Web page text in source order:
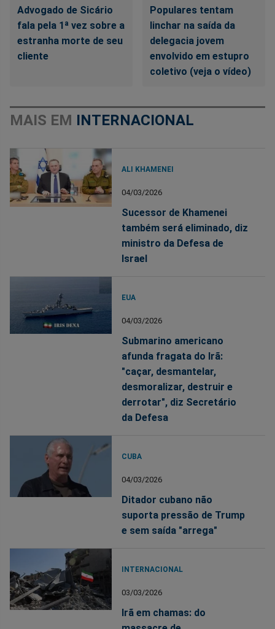
Advogado de Sicário
fala pela 1ª vez sobre a
estranha morte de seu
cliente
Populares tentam
linchar na saída da
delegacia jovem
envolvido em estupro
coletivo (veja o vídeo)
MAIS EM INTERNACIONAL
ALI KHAMENEI
04/03/2026
Sucessor de Khamenei
também será eliminado, diz
ministro da Defesa de
Israel
EUA
04/03/2026
Submarino americano
afunda fragata do Irã:
"caçar, desmantelar,
desmoralizar, destruir e
derrotar", diz Secretário
da Defesa
CUBA
04/03/2026
Ditador cubano não
suporta pressão de Trump
e sem saída "arrega"
INTERNACIONAL
03/03/2026
Irã em chamas: do